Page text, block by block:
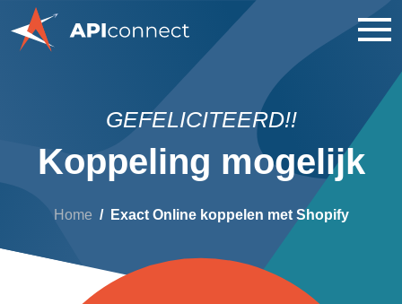
GEFELICITEERD!!
Koppeling mogelijk
Home Exact Online koppelen met Shopify